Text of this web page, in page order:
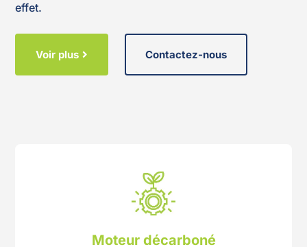
effet.
Voir plus Contactez-nous
Moteur décarboné